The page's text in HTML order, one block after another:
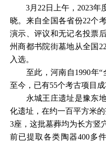
3月22日上午，2023年
晓。来自全国各省份22个
演示、评议和无记名投票
州商都书院街墓地从全国
入选。
至此，河南自1990年“
至今，已有55个考古项目
永城王庄遗址是豫东地
化遗址，在约一百平方米
3座，这批墓葬均为长方竖
前已提取各类陶器400多